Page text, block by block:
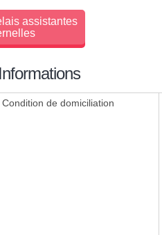
assistantes
Informations
Condition de domiciliation